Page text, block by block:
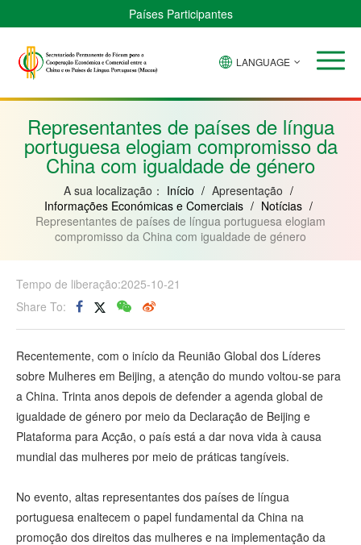
Países Participantes
Verde
Bissau
Guiné
Moçambique
LANGUAGE
Representantes de países de língua
portuguesa elogiam compromisso da
China com igualdade de género
A sua localização： Início / Apresentação /
Informações Económicas e Comerciais / Notícias /
Representantes de países de língua portuguesa elogiam
compromisso da China com igualdade de género
Tempo de liberação:2025-10-21
Share To:
Recentemente, com o início da Reunião Global dos Líderes
sobre Mulheres em Beijing, a atenção do mundo voltou-se para
a China. Trinta anos depois de defender a agenda global de
igualdade de género por meio da Declaração de Beijing e
Plataforma para Acção, o país está a dar nova vida à causa
mundial das mulheres por meio de práticas tangíveis.
No evento, altas representantes dos países de língua
portuguesa enaltecem o papel fundamental da China na
promoção dos direitos das mulheres e na implementação da